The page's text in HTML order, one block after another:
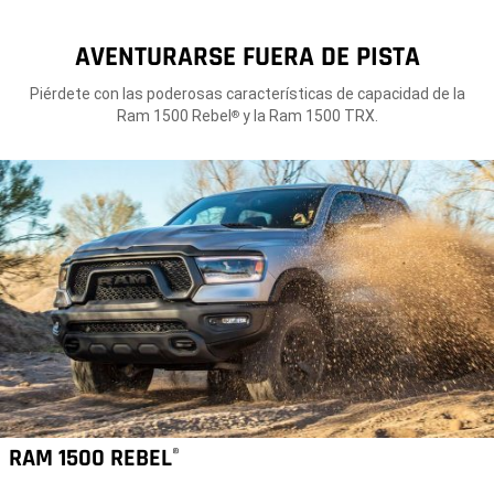
AVENTURARSE FUERA DE PISTA
Piérdete con las poderosas características de capacidad de la
Ram 1500 Rebel ®y la Ram 1500 TRX.
RAM 1500 REBEL®